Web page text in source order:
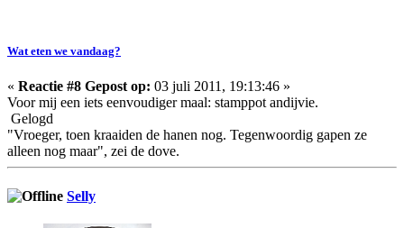
Wat eten we vandaag?
« Reactie #8 Gepost op: 03 juli 2011, 19:13:46 »
Voor mij een iets eenvoudiger maal: stamppot andijvie.
Gelogd
"Vroeger, toen kraaiden de hanen nog. Tegenwoordig gapen ze
alleen nog maar", zei de dove.
Selly